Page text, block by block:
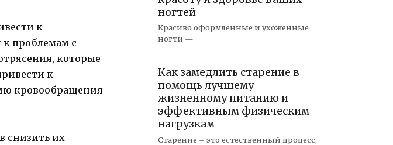
к
к проблемам с
которые
к
кровообращения
снизить их
ногтей
Красиво оформленные и ухоженные
ногти —
Как замедлить старение в
помощь лучшему
жизненному питанию и
эффективным физическим
нагрузкам
Старение – это естественный процесс,